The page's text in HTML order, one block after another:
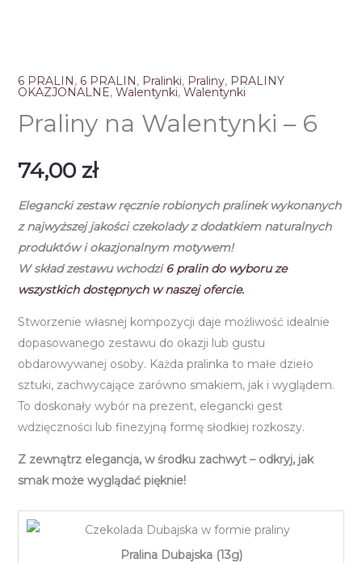
6 PRALIN, 6 PRALIN, Pralinki, Praliny, PRALINY
OKAZJONALNE, Walentynki, Walentynki
Praliny na Walentynki – 6
74,00 zł
Elegancki zestaw ręcznie robionych pralinekwykonanych
z najwyższej jakości czekoladyz dodatkiem naturalnych
produktów i okazjonalnym motywem!
W skład zestawu wchodzi6pralin do wyboru ze
wszystkich dostępnych w naszej ofercie.
Stworzenie własnej kompozycji daje możliwość idealnie
dopasowanego zestawu do okazji lub gustu
obdarowywanej osoby. Każda pralinka to małe dzieło
sztuki, zachwycające zarówno smakiem, jak i wyglądem.
To doskonały wybór na prezent, elegancki gest
wdzięczności lub finezyjną formę słodkiej rozkoszy.
Z zewnątrz elegancja, w środku zachwyt – odkryj, jak
smak może wyglądać pięknie!
Pralina Dubajska (13g)